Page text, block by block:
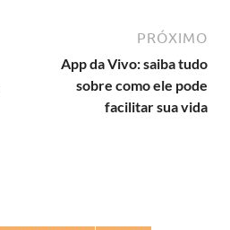
PRÓXIMO
App da Vivo: saiba tudo
sobre como ele pode
facilitar sua vida